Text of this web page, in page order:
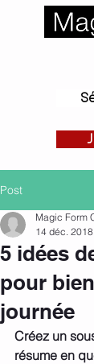
Post
5 idées
pour
journée
Magic Form
14 déc. 2018
Créez un
résume en